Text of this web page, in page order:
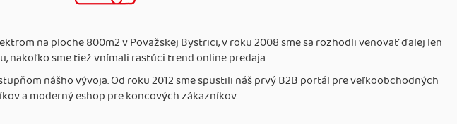
na ploche 800m2 v Považskej Bystrici, v roku 2008 sme sa rozhodli venovať ďalej len
nakoľko sme tiež vnímali rastúci trend online predaja.
nášho vývoja. Od roku 2012 sme spustili náš prvý B2B portál pre veľkoobchodných
a moderný eshop pre koncových zákazníkov.